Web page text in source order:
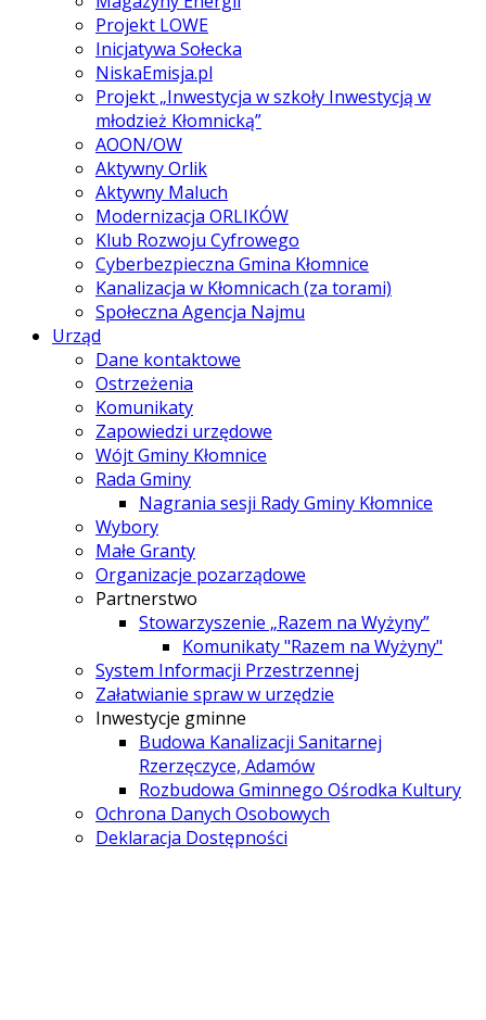
Projekt LOWE
Inicjatywa Sołecka
NiskaEmisja.pl
Projekt „Inwestycja w szkoły Inwestycją w
młodzież Kłomnicką”
AOON/OW
Aktywny Orlik
Aktywny Maluch
Modernizacja ORLIKÓW
Klub Rozwoju Cyfrowego
Cyberbezpieczna Gmina Kłomnice
Kanalizacja w Kłomnicach (za torami)
Społeczna Agencja Najmu
Urząd
Dane kontaktowe
Ostrzeżenia
Komunikaty
Zapowiedzi urzędowe
Wójt Gminy Kłomnice
Rada Gminy
Nagrania sesji Rady Gminy Kłomnice
Wybory
Małe Granty
Organizacje pozarządowe
Partnerstwo
Stowarzyszenie „Razem na Wyżyny”
Komunikaty "Razem na Wyżyny"
System Informacji Przestrzennej
Załatwianie spraw w urzędzie
Inwestycje gminne
Budowa Kanalizacji Sanitarnej
Rzerzęczyce, Adamów
Rozbudowa Gminnego Ośrodka Kultury
Ochrona Danych Osobowych
Deklaracja Dostępności